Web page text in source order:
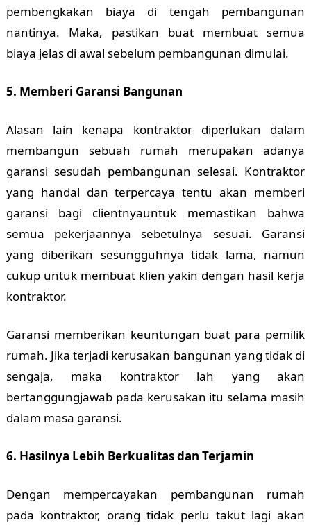
pembengkakan biaya di tengah pembangunan
nantinya. Maka, pastikan buat membuat semua
biaya jelas di awal sebelum pembangunan dimulai.
5. Memberi Garansi Bangunan
Alasan lain kenapa kontraktor diperlukan dalam
membangun sebuah rumah merupakan adanya
garansi sesudah pembangunan selesai. Kontraktor
yang handal dan terpercaya tentu akan memberi
garansi bagi clientnyauntuk memastikan bahwa
semua pekerjaannya sebetulnya sesuai. Garansi
yang diberikan sesungguhnya tidak lama, namun
cukup untuk membuat klien yakin dengan hasil kerja
kontraktor.
Garansi memberikan keuntungan buat para pemilik
rumah. Jika terjadi kerusakan bangunan yang tidak di
sengaja, maka kontraktor lah yang akan
bertanggungjawab pada kerusakan itu selama masih
dalam masa garansi.
6. Hasilnya Lebih Berkualitas dan Terjamin
Dengan mempercayakan pembangunan rumah
pada kontraktor, orang tidak perlu takut lagi akan